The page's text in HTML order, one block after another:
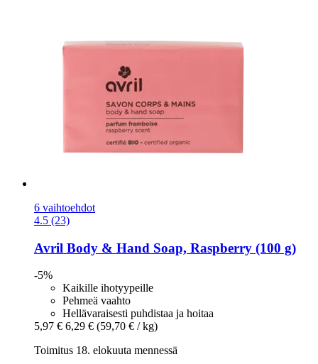
6 vaihtoehdot
4.5 (23)
Avril Body & Hand Soap, Raspberry (100 g)
-5%
Kaikille ihotyypeille
Pehmeä vaahto
Hellävaraisesti puhdistaa ja hoitaa
5,97 € 6,29 € (59,70 € / kg)
Toimitus 18. elokuuta mennessä